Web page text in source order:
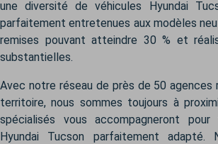
une diversité de véhicules Hyundai
parfaitement entretenues aux modèles
remises pouvant atteindre 30 % et
substantielles.
Avec notre réseau de près de 50
territoire, nous sommes toujours à
spécialisés vous accompagneront
Hyundai Tucson parfaitement adapté.